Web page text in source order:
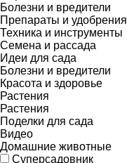
Болезни и вредители
Препараты и удобрения
Техника и инструменты
Семена и рассада
Идеи для сада
Болезни и вредители
Красота и здоровье
Растения
Растения
Поделки для сада
Видео
Домашние животные
Суперсадовник